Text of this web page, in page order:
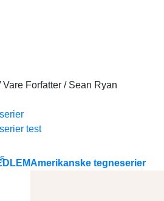
Amerikanske tegneserier
Vare Forfatter /Sean Ryan
test